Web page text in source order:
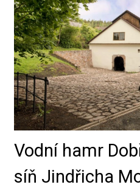
Vodní hamr
síň Jindřicha